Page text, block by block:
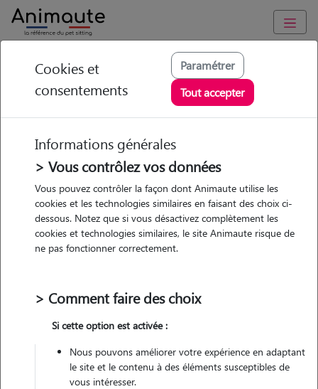
Animaute Auvergne-Rhône-Alpes Haute-Savoie/ Cluses
Marine - Petsitter à
CLUSES
• 20 ans
Non véhiculé
Contacter
Cookies et
consentements
Paramétrer
Tout accepter
Informations générales
> Vous contrôlez vos données
Vous pouvez contrôler la façon dont Animaute utilise les
cookies et les technologies similaires en faisant des choix ci-
dessous. Notez que si vous désactivez complètement les
cookies et technologies similaires, le site Animaute risque de
ne pas fonctionner correctement.
> Comment faire des choix
Si cette option est activée :
Nous pouvons améliorer votre expérience en adaptant
le site et le contenu à des éléments susceptibles de
vous intéresser.